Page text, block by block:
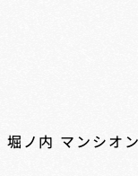
堀ノ内 マンシオ